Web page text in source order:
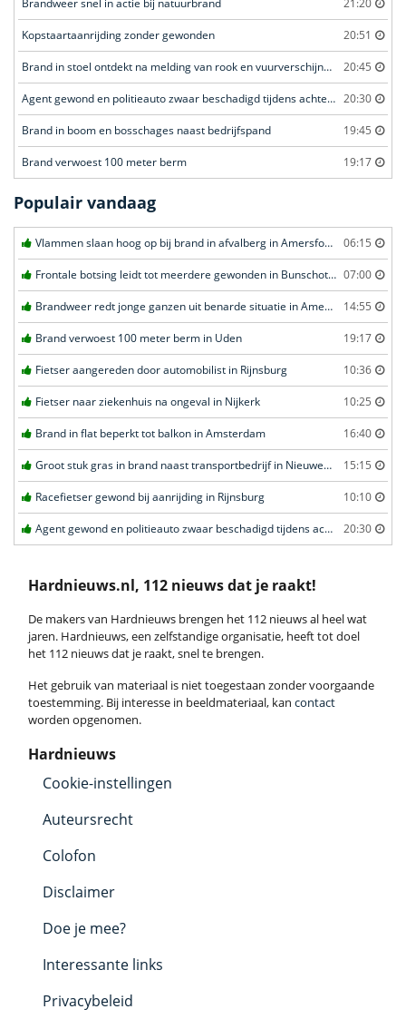
Brandweer snel in actie bij natuurbrand 21:20
Kopstaartaanrijding zonder gewonden 20:51
Brand in stoel ontdekt na melding van rook en vuurverschijnselen in portiekflat 20:45
Agent gewond en politieauto zwaar beschadigd tijdens achtervolging 20:30
Brand in boom en bosschages naast bedrijfspand 19:45
Brand verwoest 100 meter berm 19:17
Populair vandaag
Vlammen slaan hoog op bij brand in afvalberg in Amersfoort 06:15
Frontale botsing leidt tot meerdere gewonden in Bunschoten-Spakenburg 07:00
Brandweer redt jonge ganzen uit benarde situatie in Amersfoort 14:55
Brand verwoest 100 meter berm in Uden 19:17
Fietser aangereden door automobilist in Rijnsburg 10:36
Fietser naar ziekenhuis na ongeval in Nijkerk 10:25
Brand in flat beperkt tot balkon in Amsterdam 16:40
Groot stuk gras in brand naast transportbedrijf in Nieuwegein 15:15
Racefietser gewond bij aanrijding in Rijnsburg 10:10
Agent gewond en politieauto zwaar beschadigd tijdens achtervolging in Uden 20:30
Hardnieuws.nl, 112 nieuws dat je raakt!
De makers van Hardnieuws brengen het 112 nieuws al heel wat
jaren. Hardnieuws, een zelfstandige organisatie, heeft tot doel
het 112 nieuws dat je raakt, snel te brengen.
Het gebruik van materiaal is niet toegestaan zonder voorgaande
toestemming. Bij interesse in beeldmateriaal, kan contact
worden opgenomen.
Hardnieuws
Cookie-instellingen
Auteursrecht
Colofon
Disclaimer
Doe je mee?
Interessante links
Privacybeleid